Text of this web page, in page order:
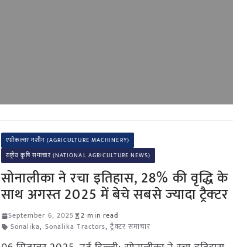
एग्रीकल्चर मशीन (AGRICULTURE MACHINERY)
राष्ट्रीय कृषि समाचार (NATIONAL AGRICULTURE NEWS)
सोनालीका ने रचा इतिहास, 28% की वृद्धि के
साथ अगस्‍त 2025 में बेचे सबसे ज्‍यादा ट्रैक्‍टर
September 6, 2025
2 min read
Sonalika, Sonalika Tractors,ट्रैक्टर समाचार